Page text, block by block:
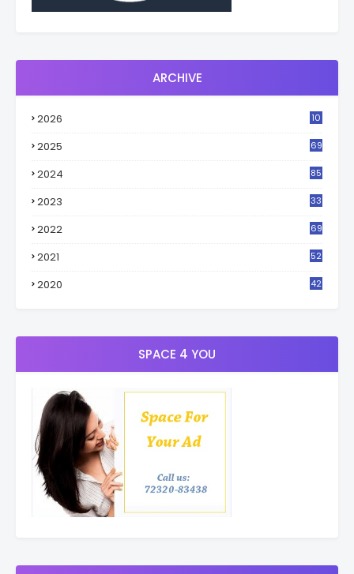
ARCHIVE
2026
10
2025 69
2024 85
2023
33
2022 69
2021
52
2020
42
SPACE 4 YOU